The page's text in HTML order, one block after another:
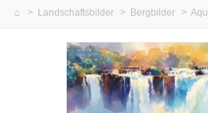
Landschaftsbilder
Blumenbilder
> Landschaftsbilder > Bergbilder >